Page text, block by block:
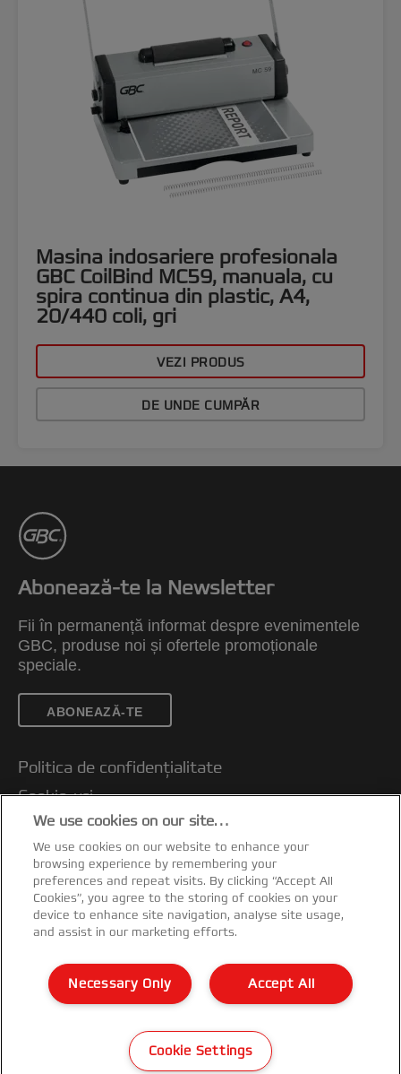
Masina indosariere profesionala
GBC CoilBind MC59, manuala, cu
spira continua din plastic, A4,
20/440 coli, gri
VEZI PRODUS
DE UNDE CUMPĂR
Abonează-te la Newsletter
Fii în permanență informat despre evenimentele
GBC, produse noi și ofertele promoționale
speciale.
ABONEAZĂ-TE
Politica de confidențialitate
Cookie-uri
Notificare legală
Imprimare
Gestionează datele
Condiții de garanție
Ghidul de reciclare al ambalajelor
Declarații de conformitate
Harta site-ului
©2026 ACCO Brands
We use cookies on our site…
We use cookies on our website to enhance your
browsing experience by remembering your
preferences and repeat visits. By clicking “Accept All
Cookies”, you agree to the storing of cookies on your
device to enhance site navigation, analyse site usage,
and assist in our marketing efforts.
Accept All
Necessary Only
Cookie Settings